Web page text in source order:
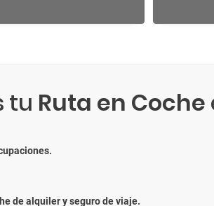
tu Ruta en Coche
de alquiler y seguro de viaje.